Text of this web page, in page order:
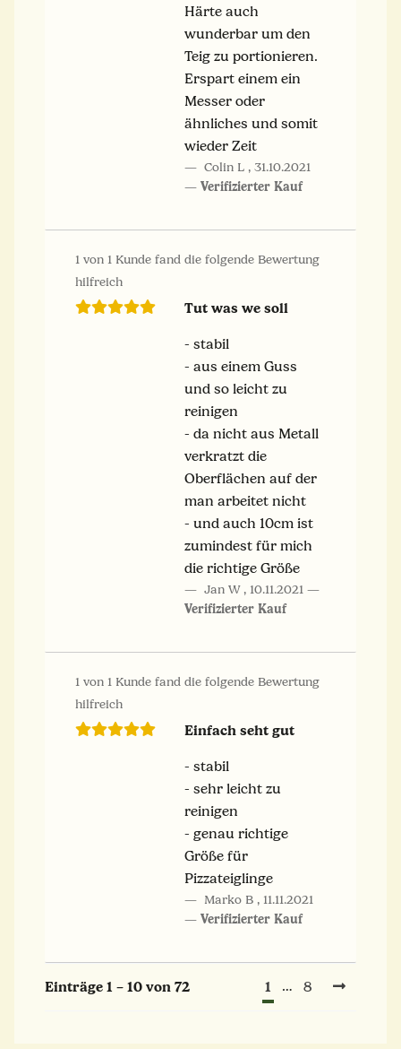
Härte auch
wunderbar um den
Teig zu portionieren.
Erspart einem ein
Messer oder
ähnliches und somit
wieder Zeit
Colin L , 31.10.2021
Verifizierter Kauf
1 von 1 Kunde fand die folgende Bewertung
hilfreich
Tut was we soll
- stabil
- aus einem Guss
und so leicht zu
reinigen
- da nicht aus Metall
verkratzt die
Oberflächen auf der
man arbeitet nicht
- und auch 10cm ist
zumindest für mich
die richtige Größe
Jan W , 10.11.2021
Verifizierter Kauf
1 von 1 Kunde fand die folgende Bewertung
hilfreich
Einfach seht gut
- stabil
- sehr leicht zu
reinigen
- genau richtige
Größe für
Pizzateiglinge
Marko B , 11.11.2021
Verifizierter Kauf
Einträge 1 – 10 von 72 1 … 8